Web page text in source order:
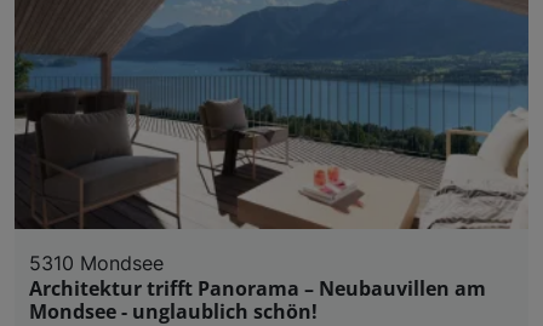
5310 Mondsee
Architektur trifft Panorama – Neubauvillen am
Mondsee - unglaublich schön!